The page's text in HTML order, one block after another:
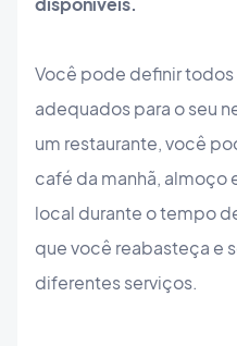
Você pode definir
adequados para o seu
um restaurante, você
café da manhã, almoço
local durante o tempo
que você reabasteça e
diferentes serviços.